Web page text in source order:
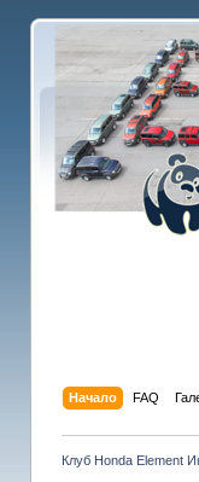
Начало FAQ
Клуб Honda Element